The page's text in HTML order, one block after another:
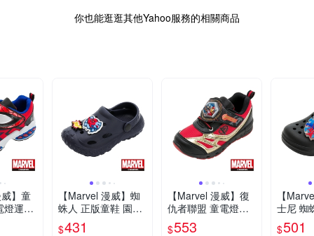
你也能逛逛其他Yahoo服務的相關商品
】童
燈運動
【Marvel 漫威】蜘
蛛人 正版童鞋 園丁
洞洞鞋/輕量 防水 台
$431
【Marvel 漫威】復
仇者聯盟 童電燈運
動鞋-黑金紅/MRKX
$553
【
士尼 蜘蛛人
鞋/童鞋 透
$501